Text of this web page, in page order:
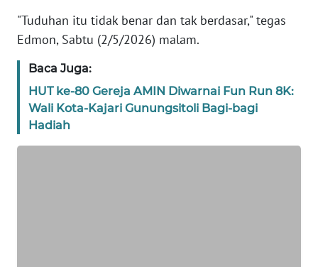
"Tuduhan itu tidak benar dan tak berdasar," tegas
Edmon, Sabtu (2/5/2026) malam.
Baca Juga:
HUT ke-80 Gereja AMIN Diwarnai Fun Run 8K:
Wali Kota-Kajari Gunungsitoli Bagi-bagi
Hadiah
KARIR
DISCLAIMER
Wahana